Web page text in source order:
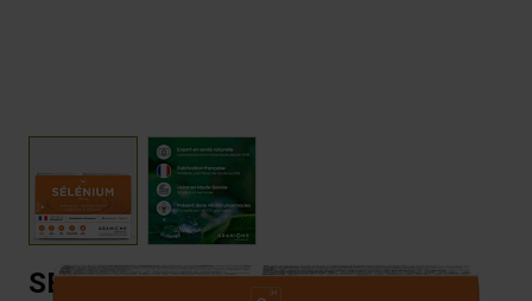
View larger imageView larger image
SELENIUM 2 MG - 30 AMPOULES